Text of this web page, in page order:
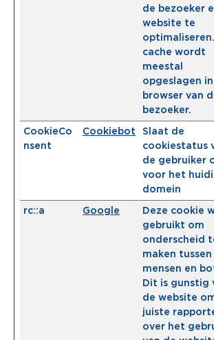
de bezoeker
website te
cache wordt
meestal
opgeslagen
browser van
bezoeker.
CookieCo
nsent
Cookiebot
Slaat de
cookiestatus
de gebruiker
voor het
domein
rc::a Google
Deze cookie
gebruikt om
onderscheid
maken tussen
mensen en
Dit is gunstig
de website
juiste
over het